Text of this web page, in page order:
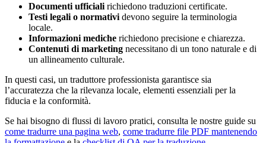
Documenti ufficiali richiedono traduzioni certificate.
Testi legali o normativi devono seguire la terminologia
locale.
Informazioni mediche richiedono precisione e chiarezza.
Contenuti di marketing necessitano di un tono naturale e di
un allineamento culturale.
In questi casi, un traduttore professionista garantisce sia
l’accuratezza che la rilevanza locale, elementi essenziali per la
fiducia e la conformità.
Se hai bisogno di flussi di lavoro pratici, consulta le nostre guide su
come tradurre una pagina web, come tradurre file PDF mantenendo